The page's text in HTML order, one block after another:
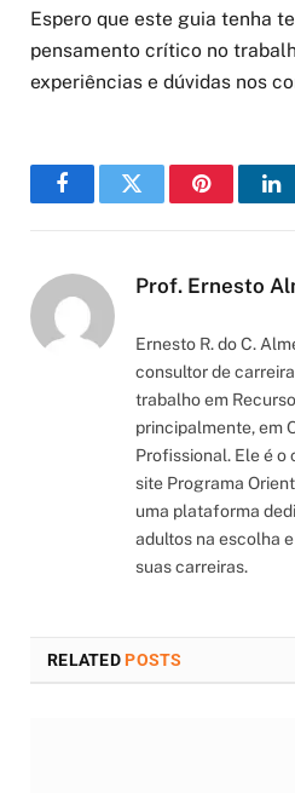
Espero que este guia tenha
pensamento crítico no
experiências e dúvidas nos
FacebookTwitter Pinterest
Prof. Ernesto
Ernesto R. do C.
consultor de
trabalho em
principalmente, em
Profissional. Ele é o
site Programa
uma plataforma
adultos na escolha
suas carreiras.
RELATEDPOSTS